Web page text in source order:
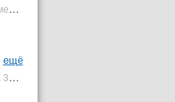
Новая «Игра в кальмара» про США отменена | Plugged In Ru
ещё
Изображение «Нового Человека-паука 3» подтвердило Зловещую шестерку | Plugged In Ru